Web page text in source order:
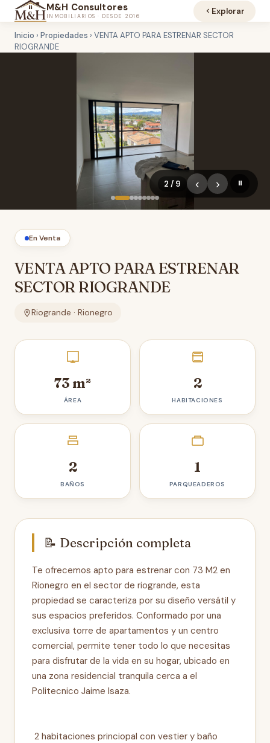
M&H Consultores
INMOBILIARIOS · DESDE 2016 Explorar
Inicio › Propiedades › VENTA APTO PARA ESTRENAR SECTOR
RIOGRANDE
2 / 9 ‹ › ⏸
En Venta
VENTA APTO PARA ESTRENAR
SECTOR RIOGRANDE
Riogrande · Rionegro
73 m²
ÁREA
2
HABITACIONES
2
BAÑOS
1
PARQUEADEROS
📝 Descripción completa
Te ofrecemos apto para estrenar con 73 M2 en
Rionegro en el sector de riogrande, esta
propiedad se caracteriza por su diseño versátil y
sus espacios preferidos. Conformado por una
exclusiva torre de apartamentos y un centro
comercial, permite tener todo lo que necesitas
para disfrutar de la vida en su hogar, ubicado en
una zona residencial tranquila cerca a el
Politecnico Jaime Isaza.
2 habitaciones princiopal con vestier y baño